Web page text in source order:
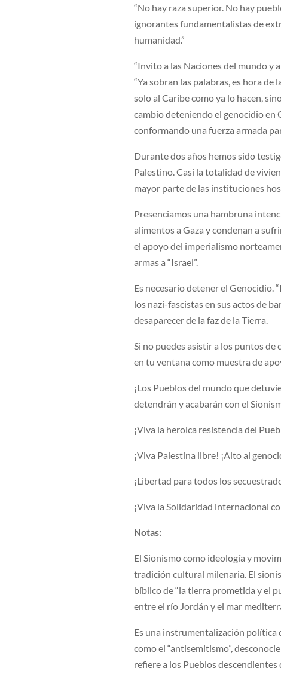
“No hay raza superior. No hay
ignorantes fundamentalistas de
humanidad.”
“Invito a las Naciones del mundo y
“Ya sobran las palabras, es hora
solo al Caribe como ya lo hacen,
cambio deteniendo el genocidio en
conformando una fuerza armada
Durante dos años hemos sido
Palestino. Casi la totalidad de
mayor parte de las instituciones
Presenciamos una hambruna
alimentos a Gaza y condenan a
el apoyo del imperialismo
armas a “Israel”.
Es necesario detener el Genocidio.
los nazi-fascistas en sus actos de
desaparecer de la faz de la Tierra.
Si no puedes asistir a los puntos
en tu ventana como muestra de
¡Los Pueblos del mundo que
detendrán y acabarán con el
¡Viva la heroica resistencia del
¡Viva Palestina libre! ¡Alto al
¡Libertad para todos los
¡Viva la Solidaridad internacional
Notas:
El Sionismo como ideología y
tradición cultural milenaria. El
bíblico de “la tierra prometida y el
entre el río Jordán y el mar
Es una instrumentalización política
como el “antisemitismo”,
refiere a los Pueblos descendientes